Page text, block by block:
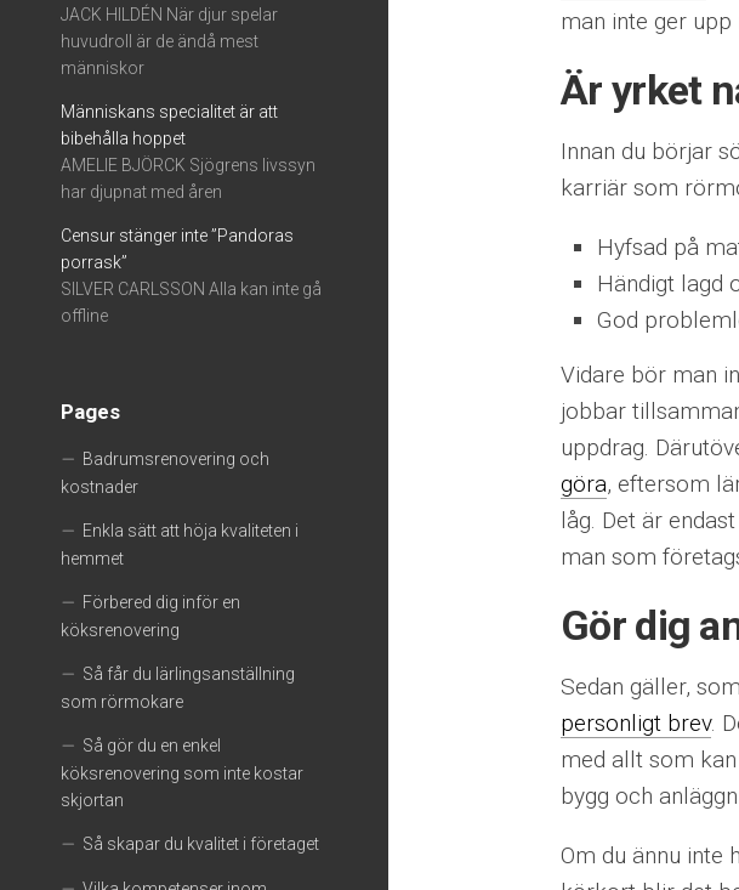
man inte ger upp
Är yrket
Innan du börjar
karriär som
Hyfsad på
Händigt lagd
God
Vidare bör man
jobbar
uppdrag.
göra, eftersom
låg. Det är
man som
Gör dig
Sedan gäller,
personligt brev.
med allt som
bygg och
Om du ännu inte
JACK HILDÉN När djur spelar
huvudroll är de ändå mest
människor
Människans specialitet är att
bibehålla hoppet
AMELIE BJÖRCK Sjögrens livssyn
har djupnat med åren
Censur stänger inte ”Pandoras
porrask”
SILVER CARLSSON Alla kan inte gå
offline
Pages
Badrumsrenovering och
kostnader
Enkla sätt att höja kvaliteten i
hemmet
Förbered dig inför en
köksrenovering
Så får du lärlingsanställning
som rörmokare
Så gör du en enkel
köksrenovering som inte kostar
skjortan
Så skapar du kvalitet i företaget